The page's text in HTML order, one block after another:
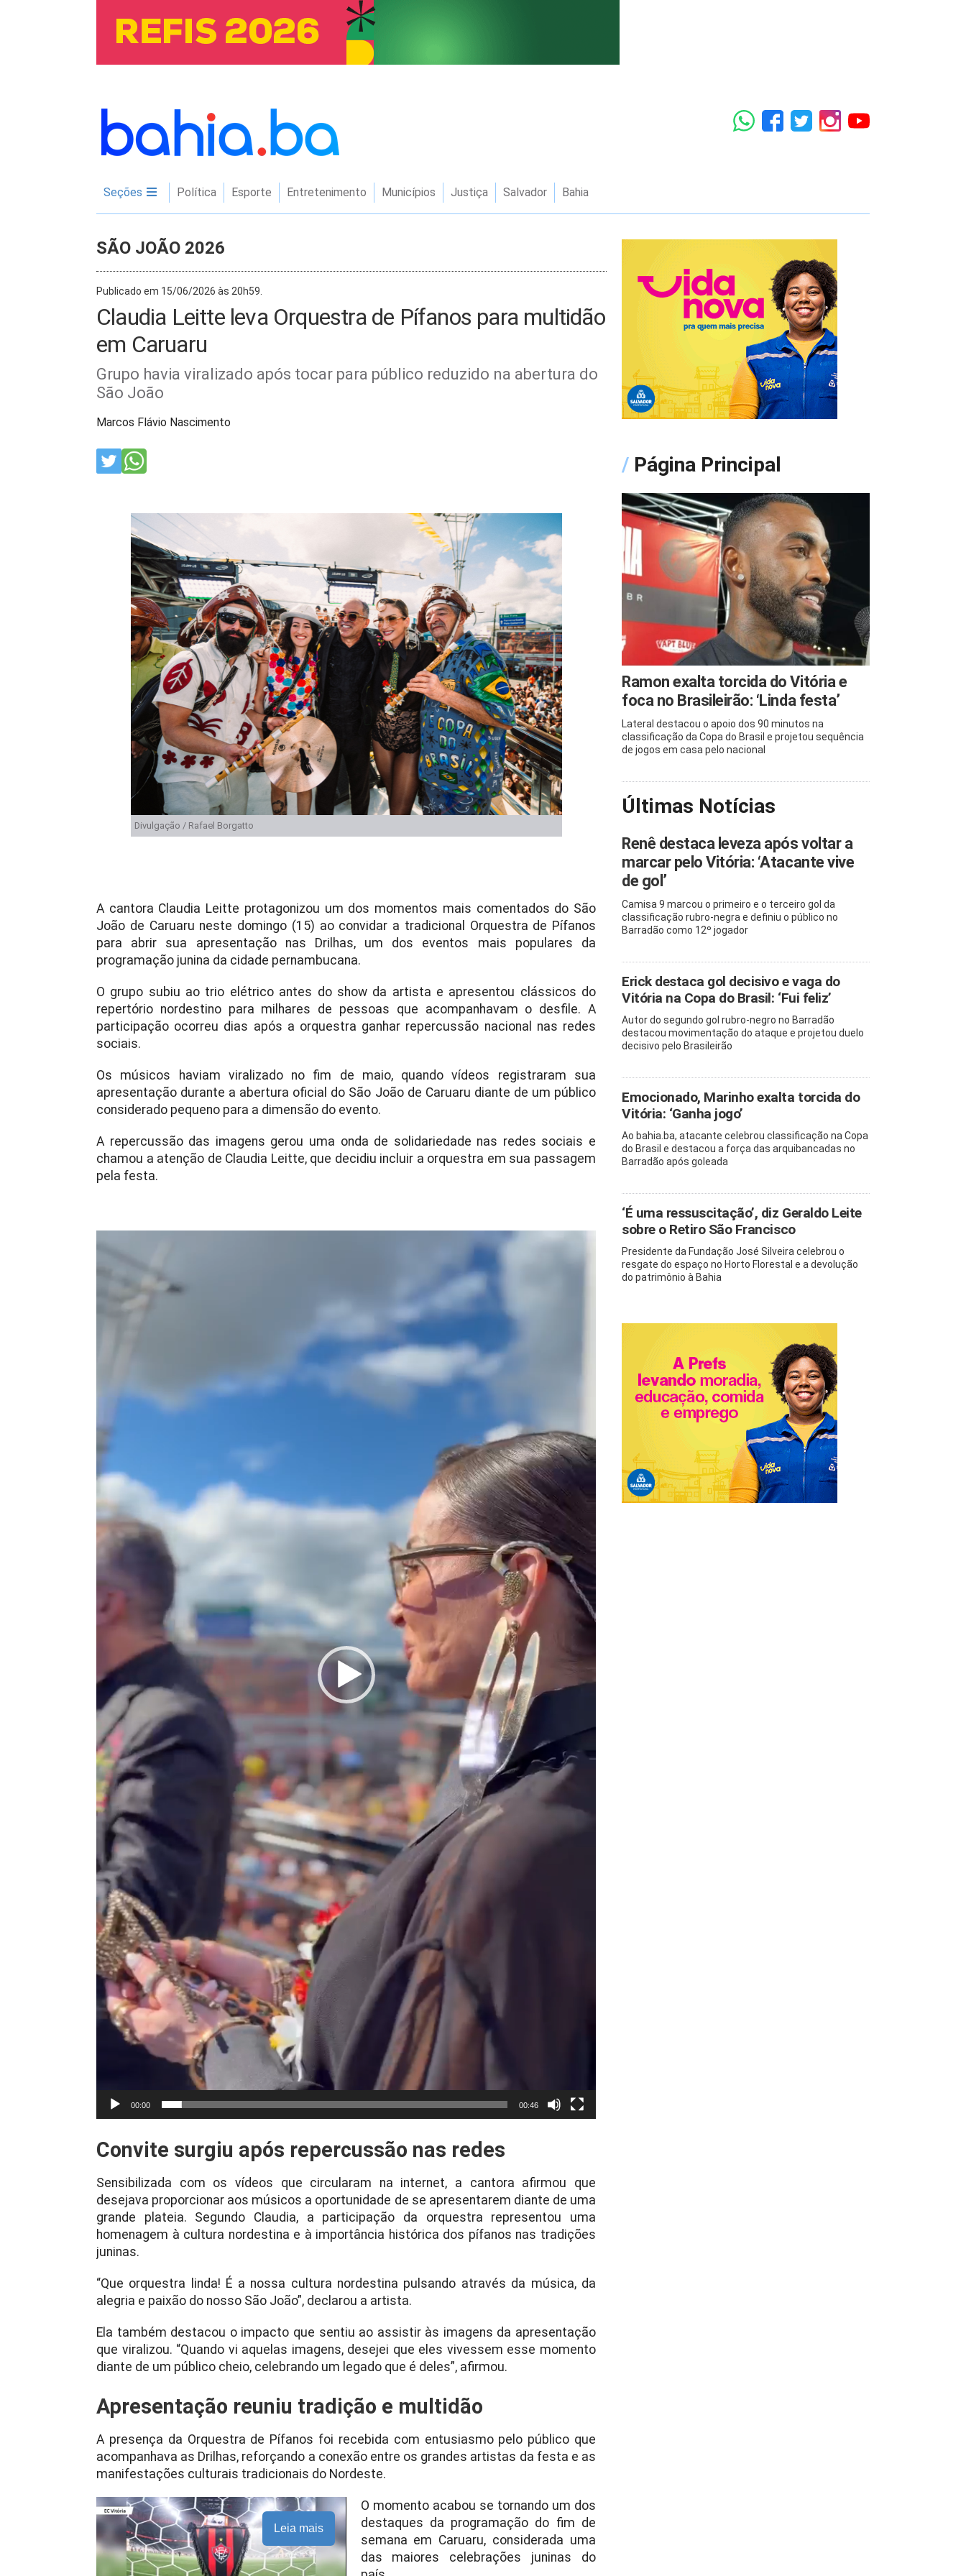
Seções Política Esporte Entretenimento Municípios Justiça Salvador Bahia
SÃO JOÃO 2026
Publicado em 15/06/2026 às 20h59.
Claudia Leitte leva Orquestra de Pífanos para multidão
em Caruaru
Grupo havia viralizado após tocar para público reduzido na abertura do
São João
Marcos Flávio Nascimento
Divulgação / Rafael Borgatto
A cantora Claudia Leitte protagonizou um dos momentos mais comentados do São
João de Caruaru neste domingo (15) ao convidar a tradicional Orquestra de Pífanos
para abrir sua apresentação nas Drilhas, um dos eventos mais populares da
programação junina da cidade pernambucana.
O grupo subiu ao trio elétrico antes do show da artista e apresentou clássicos do
repertório nordestino para milhares de pessoas que acompanhavam o desfile. A
participação ocorreu dias após a orquestra ganhar repercussão nacional nas redes
sociais.
Os músicos haviam viralizado no fim de maio, quando vídeos registraram sua
apresentação durante a abertura oficial do São João de Caruaru diante de um público
considerado pequeno para a dimensão do evento.
A repercussão das imagens gerou uma onda de solidariedade nas redes sociais e
chamou a atenção de Claudia Leitte, que decidiu incluir a orquestra em sua passagem
pela festa.
00:00 00:46
Convite surgiu após repercussão nas redes
Sensibilizada com os vídeos que circularam na internet, a cantora afirmou que
desejava proporcionar aos músicos a oportunidade de se apresentarem diante de uma
grande plateia. Segundo Claudia, a participação da orquestra representou uma
homenagem à cultura nordestina e à importância histórica dos pífanos nas tradições
juninas.
“Que orquestra linda! É a nossa cultura nordestina pulsando através da música, da
alegria e paixão do nosso São João”, declarou a artista.
Ela também destacou o impacto que sentiu ao assistir às imagens da apresentação
que viralizou. “Quando vi aquelas imagens, desejei que eles vivessem esse momento
diante de um público cheio, celebrando um legado que é deles”, afirmou.
Apresentação reuniu tradição e multidão
A presença da Orquestra de Pífanos foi recebida com entusiasmo pelo público que
acompanhava as Drilhas, reforçando a conexão entre os grandes artistas da festa e as
manifestações culturais tradicionais do Nordeste.
Leia mais
O momento acabou se tornando um dos
destaques da programação do fim de
semana em Caruaru, considerada uma
das maiores celebrações juninas do
/ Página Principal
Ramon exalta torcida do Vitória e
foca no Brasileirão: ‘Linda festa’
Lateral destacou o apoio dos 90 minutos na
classificação da Copa do Brasil e projetou sequência
de jogos em casa pelo nacional
Últimas Notícias
Renê destaca leveza após voltar a
marcar pelo Vitória: ‘Atacante vive
de gol’
Camisa 9 marcou o primeiro e o terceiro gol da
classificação rubro-negra e definiu o público no
Barradão como 12º jogador
Erick destaca gol decisivo e vaga do
Vitória na Copa do Brasil: ‘Fui feliz’
Autor do segundo gol rubro-negro no Barradão
destacou movimentação do ataque e projetou duelo
decisivo pelo Brasileirão
Emocionado, Marinho exalta torcida do
Vitória: ‘Ganha jogo’
Ao bahia.ba, atacante celebrou classificação na Copa
do Brasil e destacou a força das arquibancadas no
Barradão após goleada
‘É uma ressuscitação’, diz Geraldo Leite
sobre o Retiro São Francisco
Presidente da Fundação José Silveira celebrou o
resgate do espaço no Horto Florestal e a devolução
do patrimônio à Bahia